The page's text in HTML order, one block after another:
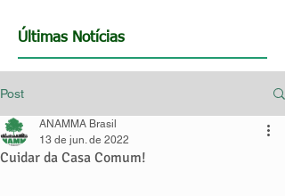
Últimas Notícias
Post
Cuidar da Casa Comum!
ANAMMA Brasil
13 de jun. de 2022